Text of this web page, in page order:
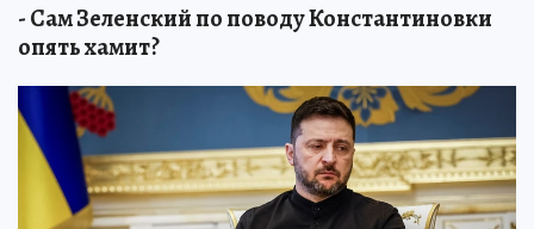
- Сам Зеленский по поводу Константиновки
опять хамит?